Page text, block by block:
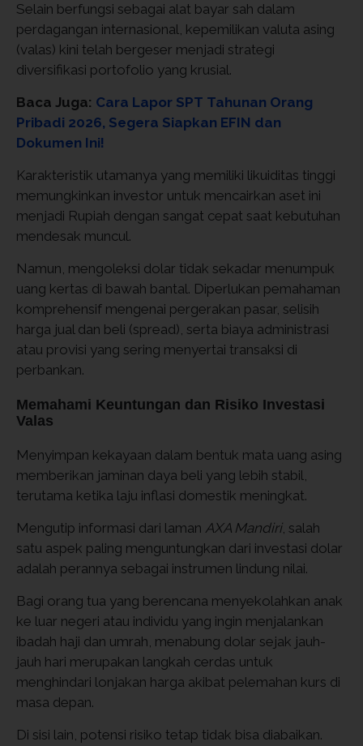
Selain berfungsi sebagai alat bayar sah dalam
perdagangan internasional, kepemilikan valuta asing
(valas) kini telah bergeser menjadi strategi
diversifikasi portofolio yang krusial.
Baca Juga: Cara Lapor SPT Tahunan Orang
Pribadi 2026, Segera Siapkan EFIN dan
Dokumen Ini!
Karakteristik utamanya yang memiliki likuiditas tinggi
memungkinkan investor untuk mencairkan aset ini
menjadi Rupiah dengan sangat cepat saat kebutuhan
mendesak muncul.
Namun, mengoleksi dolar tidak sekadar menumpuk
uang kertas di bawah bantal. Diperlukan pemahaman
komprehensif mengenai pergerakan pasar, selisih
harga jual dan beli (spread), serta biaya administrasi
atau provisi yang sering menyertai transaksi di
perbankan.
Memahami Keuntungan dan Risiko Investasi
Valas
Menyimpan kekayaan dalam bentuk mata uang asing
memberikan jaminan daya beli yang lebih stabil,
terutama ketika laju inflasi domestik meningkat.
Mengutip informasi dari laman AXA Mandiri, salah
satu aspek paling menguntungkan dari investasi dolar
adalah perannya sebagai instrumen lindung nilai.
Bagi orang tua yang berencana menyekolahkan anak
ke luar negeri atau individu yang ingin menjalankan
ibadah haji dan umrah, menabung dolar sejak jauh-
jauh hari merupakan langkah cerdas untuk
menghindari lonjakan harga akibat pelemahan kurs di
masa depan.
Di sisi lain, potensi risiko tetap tidak bisa diabaikan.